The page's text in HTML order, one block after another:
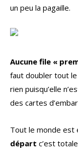
un peu la pagaille.
Aucune file «
faut doubler tout
rien puisqu’elle
des cartes
Tout le monde est
départ c’est